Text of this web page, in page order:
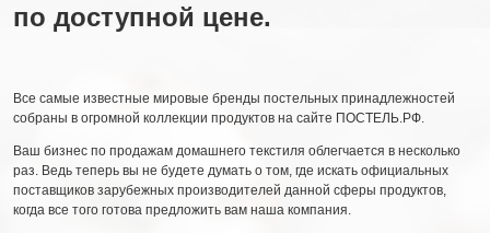
по доступной цене.
Все самые известные мировые бренды постельных принадлежностей
собраны в огромной коллекции продуктов на сайте ПОСТЕЛЬ.РФ.
Ваш бизнес по продажам домашнего текстиля облегчается в несколько
раз. Ведь теперь вы не будете думать о том, где искать официальных
поставщиков зарубежных производителей данной сферы продуктов,
когда все того готова предложить вам наша компания.